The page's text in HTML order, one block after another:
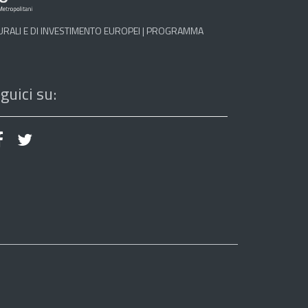
E DI INVESTIMENTO EUROPEI | PROGRAMMA
su: